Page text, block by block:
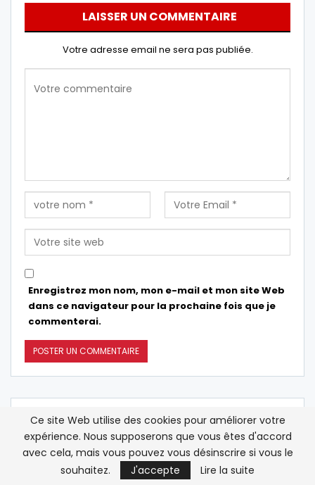
LAISSER UN COMMENTAIRE
Votre adresse email ne sera pas publiée.
Enregistrez mon nom, mon e-mail et mon site Web
dans ce navigateur pour la prochaine fois que je
commenterai.
EN DIRECT
12:17
Le Sénat américain confirme Todd
Blanche au poste de procureur
Ce site Web utilise des cookies pour améliorer votre
expérience. Nous supposerons que vous êtes d'accord
avec cela, mais vous pouvez vous désinscrire si vous le
souhaitez.
J'accepte Lire la suite